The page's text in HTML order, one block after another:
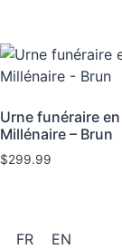
Urne funéraire
Millénaire – Brun
$299.99
FR EN